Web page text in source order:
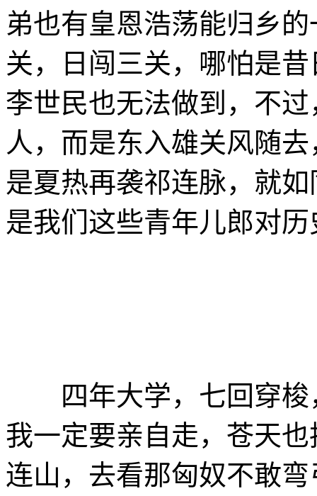
弟也有皇恩浩荡能归乡
关，日闯三关，哪怕是
李世民也无法做到，不
人，而是东入雄关风随
是夏热再袭祁连脉，就
是我们这些青年儿郎对
四年大学，七回穿梭
我一定要亲自走，苍天
连山，去看那匈奴不敢